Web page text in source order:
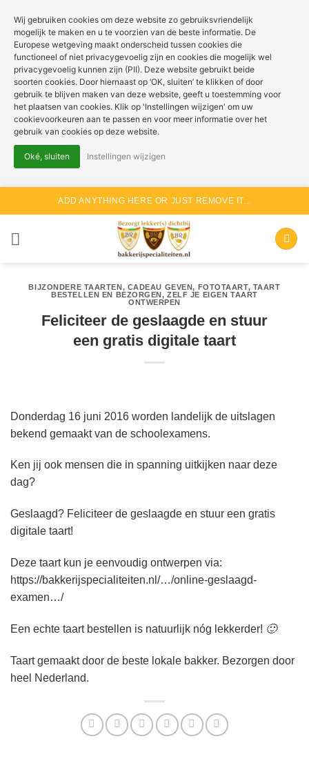
naar
ADD ANYTHING HERE OR JUST REMOVE IT...
BIJZONDERE TAARTEN, CADEAU GEVEN, FOTOTAART, TAART
BESTELLEN EN BEZORGEN,ZELF JE EIGEN TAART
ONTWERPEN
Feliciteer de geslaagde en stuur
een gratis digitale taart
Donderdag 16 juni 2016 worden landelijk de uitslagen
bekend gemaakt van de schoolexamens.
Ken jij ook mensen die in spanning uitkijken naar deze
dag?
Geslaagd? Feliciteer de geslaagde en stuur een gratis
digitale taart!
Deze taart kun je eenvoudig ontwerpen via:
https://bakkerijspecialiteiten.nl/…/online-geslaagd-
examen…/
Een echte taart bestellen is natuurlijk nóg lekkerder! 🙂
Taart gemaakt door de beste lokale bakker. Bezorgen door
heel Nederland.
Wij gebruiken cookies om deze website zo gebruiksvriendelijk
mogelijk te maken en u te voorzien van de beste informatie. De
Europese wetgeving maakt onderscheid tussen cookies die
functioneel of niet privacygevoelig zijn en cookies die mogelijk wel
privacygevoelig kunnen zijn (PII). Deze website gebruikt beide
soorten cookies. Door hiernaast op ‘OK, sluiten’ te klikken of door
gebruik te blijven maken van deze website, geeft u toestemming voor
het plaatsen van cookies. Klik op 'Instellingen wijzigen' om uw
cookievoorkeuren aan te passen en voor meer informatie over het
gebruik van cookies op deze website.
Oké, sluiten Instellingen wijzigen